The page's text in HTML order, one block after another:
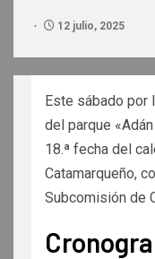
12 julio, 2025
Este sábado por
del parque
18.ª fecha del
Catamarqueño,
Subcomisión de